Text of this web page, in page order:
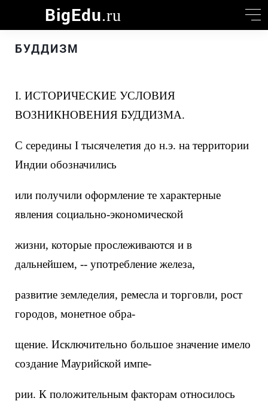
BigEdu.ru
БУДДИЗМ
I. ИСТОРИЧЕСКИЕ УСЛОВИЯ
ВОЗНИКНОВЕНИЯ БУДДИЗМА.
С середины I тысячелетия до н.э. на территории
Индии обозначились
или получили оформление те характерные
явления социально-экономической
жизни, которые прослеживаются и в
дальнейшем, -- употребление железа,
развитие земледелия, ремесла и торговли, рост
городов, монетное обра-
щение. Исключительно большое значение имело
создание Маурийской импе-
рии. К положительным факторам относилось